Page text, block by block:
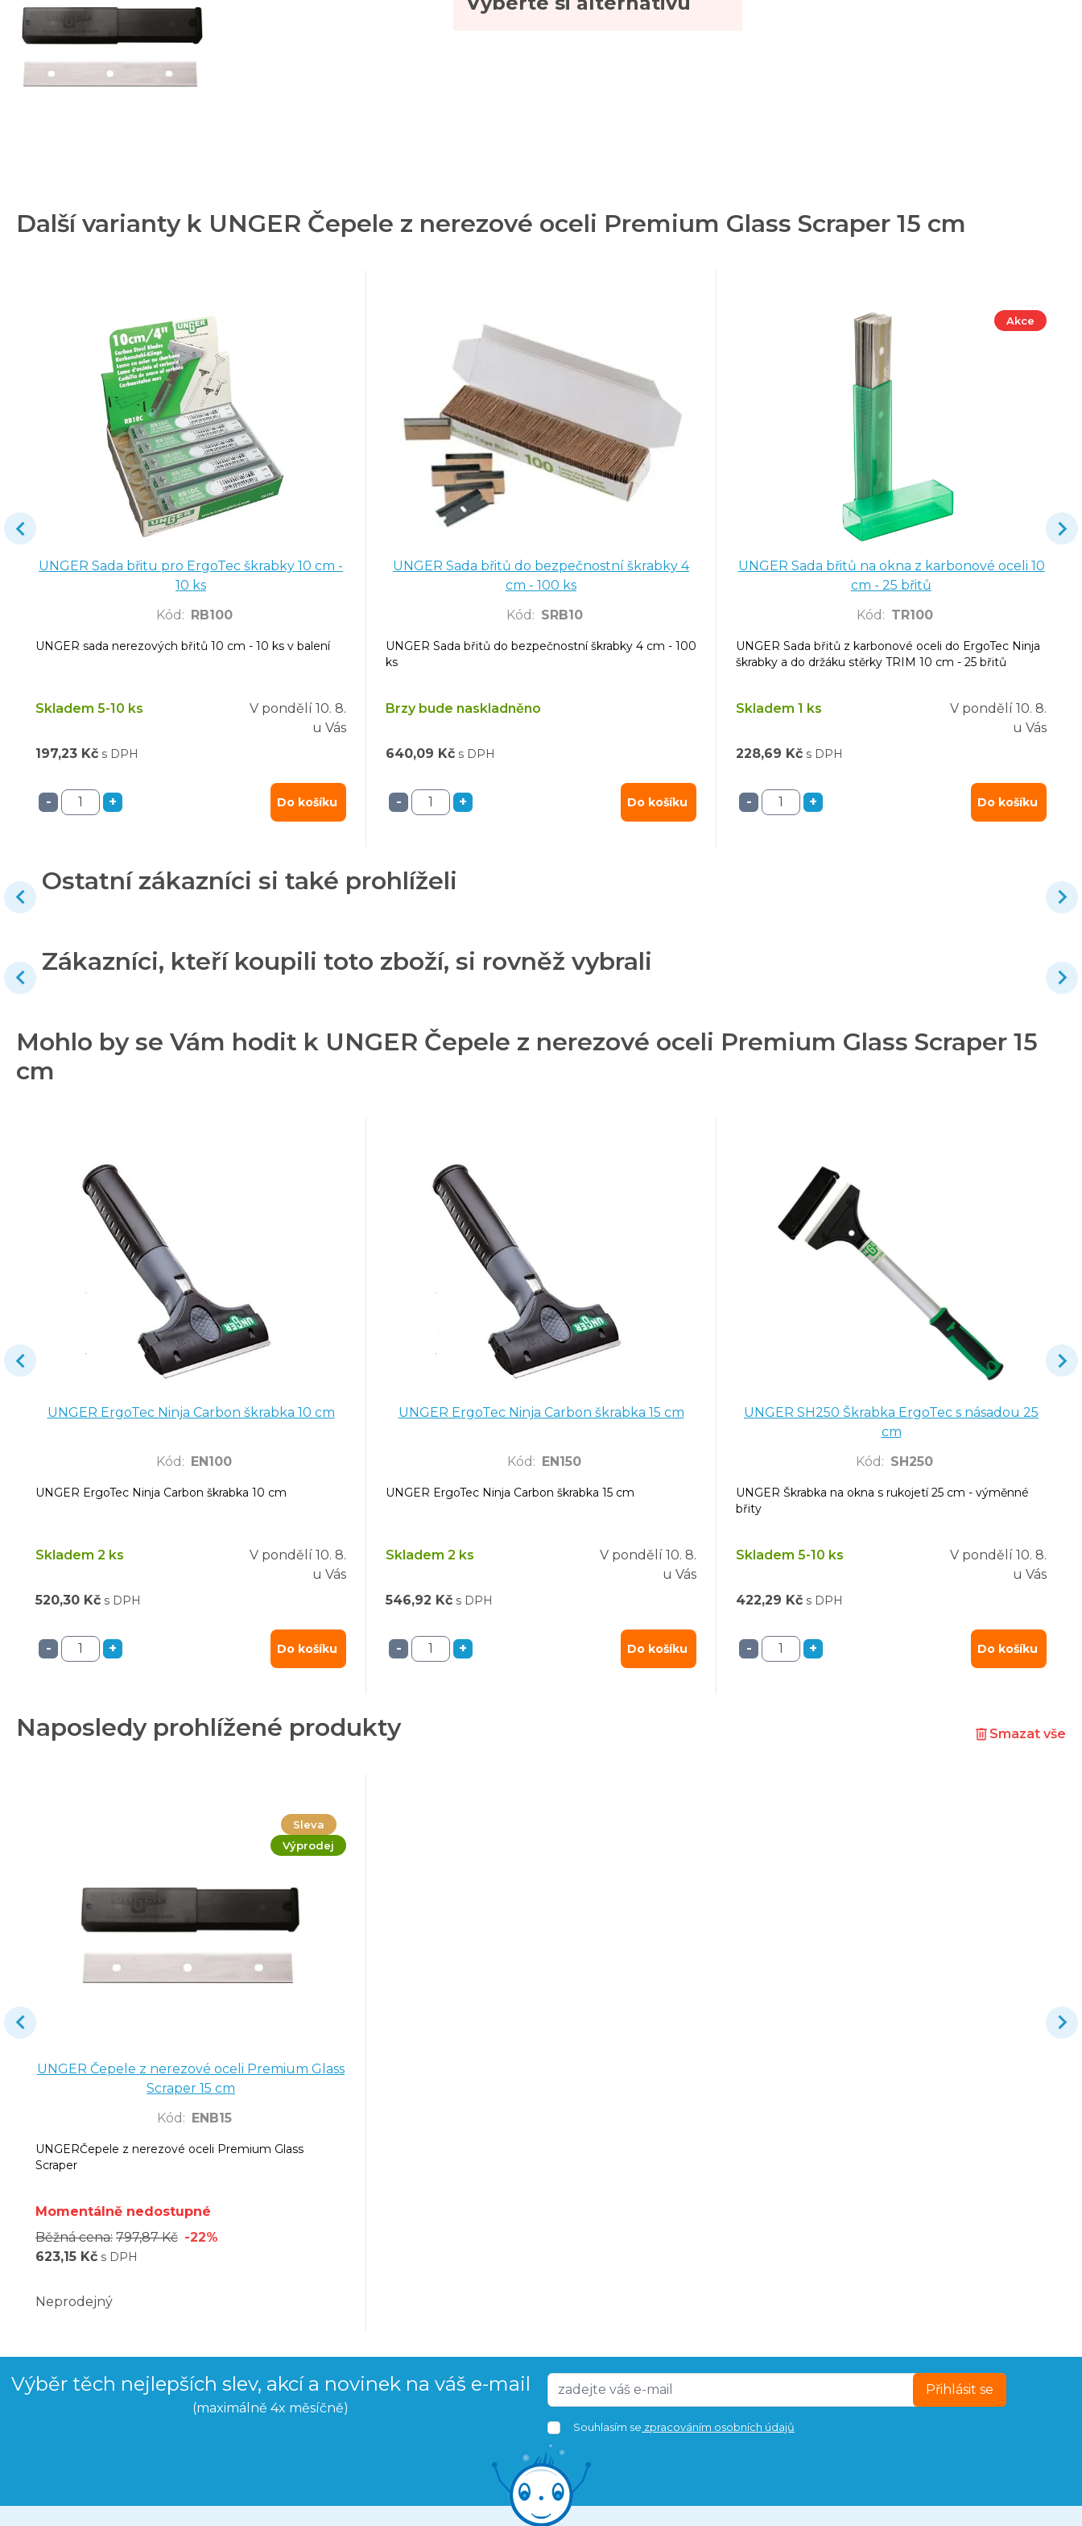
Další varianty k UNGER Čepele z nerezové oceli Premium Glass Scraper 15 cm
UNGER Sada břitu pro ErgoTec škrabky 10 cm -
10 ks
Kód : RB100
UNGER sada nerezových břitů 10 cm - 10 ks v balení
Skladem 5-10 ks V pondělí 10. 8.
u Vás
197,23 Kč s DPH
- + Do košíku
UNGER Sada břitů do bezpečnostní škrabky 4
cm - 100 ks
Kód : SRB10
UNGER Sada břitů do bezpečnostní škrabky 4 cm - 100
ks
Brzy bude naskladněno
640,09 Kč s DPH
- + Do košíku
Akce
UNGER Sada břitů na okna z karbonové oceli 10
cm - 25 břitů
Kód : TR100
UNGER Sada břitů z karbonové oceli do ErgoTec Ninja
škrabky a do držáku stěrky TRIM 10 cm - 25 břitů
Skladem 1 ks V pondělí 10. 8.
u Vás
228,69 Kč s DPH
- + Do košíku
Ostatní zákazníci si také prohlíželi
Zákazníci, kteří koupili toto zboží, si rovněž vybrali
Mohlo by se Vám hodit k UNGER Čepele z nerezové oceli Premium Glass Scraper 15
cm
UNGER ErgoTec Ninja Carbon škrabka 10 cm
Kód : EN100
UNGER ErgoTec Ninja Carbon škrabka 10 cm
Skladem 2 ks V pondělí 10. 8.
u Vás
520,30 Kč s DPH
- + Do košíku
UNGER ErgoTec Ninja Carbon škrabka 15 cm
Kód : EN150
UNGER ErgoTec Ninja Carbon škrabka 15 cm
Skladem 2 ks V pondělí 10. 8.
u Vás
546,92 Kč s DPH
- + Do košíku
UNGER SH250 Škrabka ErgoTec s násadou 25
cm
Kód : SH250
UNGER Škrabka na okna s rukojetí 25 cm - výměnné
břity
Skladem 5-10 ks V pondělí 10. 8.
u Vás
422,29 Kč s DPH
- + Do košíku
Naposledy prohlížené produkty Smazat vše
Sleva
Výprodej
UNGER Čepele z nerezové oceli Premium Glass
Scraper 15 cm
Kód : ENB15
UNGERČepele z nerezové oceli Premium Glass
Scraper
Momentálně nedostupné
Běžná cena: 797,87 Kč -22%
623,15 Kč s DPH
Neprodejný
Výběr těch nejlepších slev, akcí a novinek na váš e-mail
(maximálně 4x měsíčně)
Přihlásit se
Souhlasím se zpracováním osobních údajů